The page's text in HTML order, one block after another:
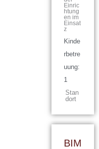
Einric
htung
en im
Einsat
z
Kinde
rbetre
uung:
1
Stan
dort
BIM